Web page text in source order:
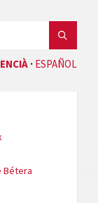
ESPAÑOL
Bétera